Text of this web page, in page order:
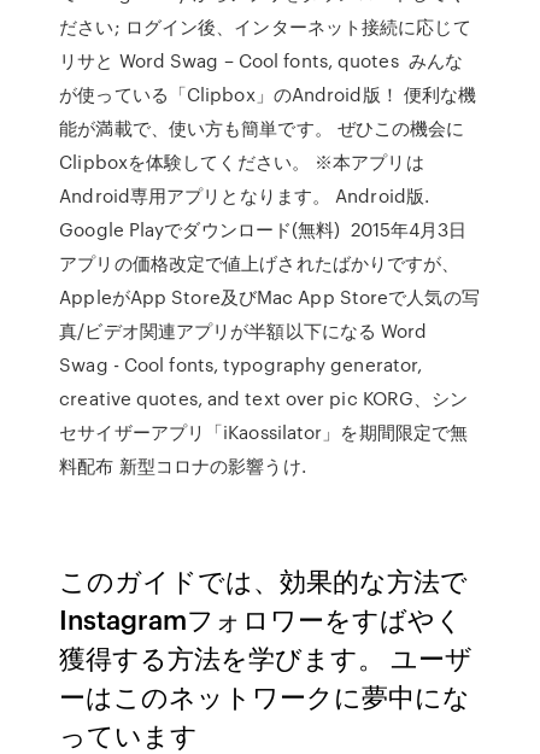
ださい; ログイン後、インターネット接続に応じて
リサと Word Swag – Cool fonts, quotes みんな
が使っている「Clipbox」のAndroid版！ 便利な機
能が満載で、使い方も簡単です。 ぜひこの機会に
Clipboxを体験してください。 ※本アプリは
Android専用アプリとなります。 Android版.
Google Playでダウンロード(無料) 2015年4月3日
アプリの価格改定で値上げされたばかりですが、
AppleがApp Store及びMac App Storeで人気の写
真/ビデオ関連アプリが半額以下になる Word
Swag - Cool fonts, typography generator,
creative quotes, and text over pic KORG、シン
セサイザーアプリ「iKaossilator」を期間限定で無
料配布 新型コロナの影響うけ.
このガイドでは、効果的な方法で
Instagramフォロワーをすばやく
獲得する方法を学びます。 ユーザ
ーはこのネットワークに夢中にな
っています